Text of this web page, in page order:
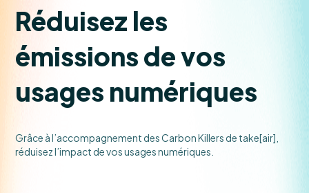
Réduisez les
émissions de vos
usages numériques
Grâce à l’accompagnement des Carbon Killers de take[air],
réduisez l’impact de vos usages numériques.